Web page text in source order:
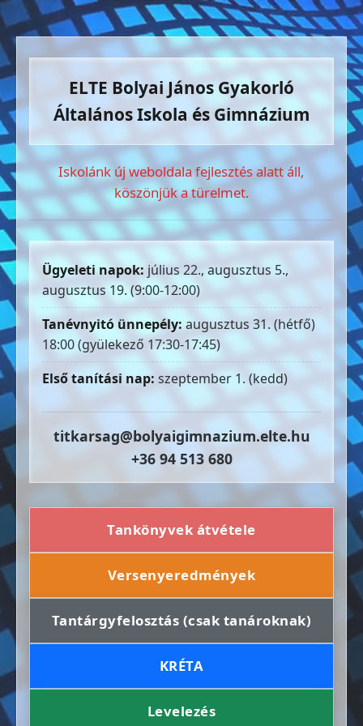
ELTE Bolyai János Gyakorló
Általános Iskola és Gimnázium
Iskolánk új weboldala fejlesztés alatt áll,
köszönjük a türelmet.
Ügyeleti napok: július 22., augusztus 5.,
augusztus 19. (9:00-12:00)
Tanévnyitó ünnepély: augusztus 31. (hétfő)
18:00 (gyülekező 17:30-17:45)
Első tanítási nap: szeptember 1. (kedd)
titkarsag@bolyaigimnazium.elte.hu
+36 94 513 680
Tankönyvek átvétele
Versenyeredmények
Tantárgyfelosztás (csak tanároknak)
KRÉTA
Levelezés